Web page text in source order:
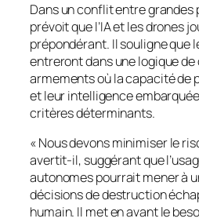
Dans un conflit entre grandes
prévoit que l’IA et les drones
prépondérant. Il souligne que
entreront dans une logique de
armements où la capacité de
et leur intelligence
critères déterminants.
« Nous devons minimiser le
avertit-il, suggérant que
autonomes pourrait mener à
décisions de destruction
humain. Il met en avant le